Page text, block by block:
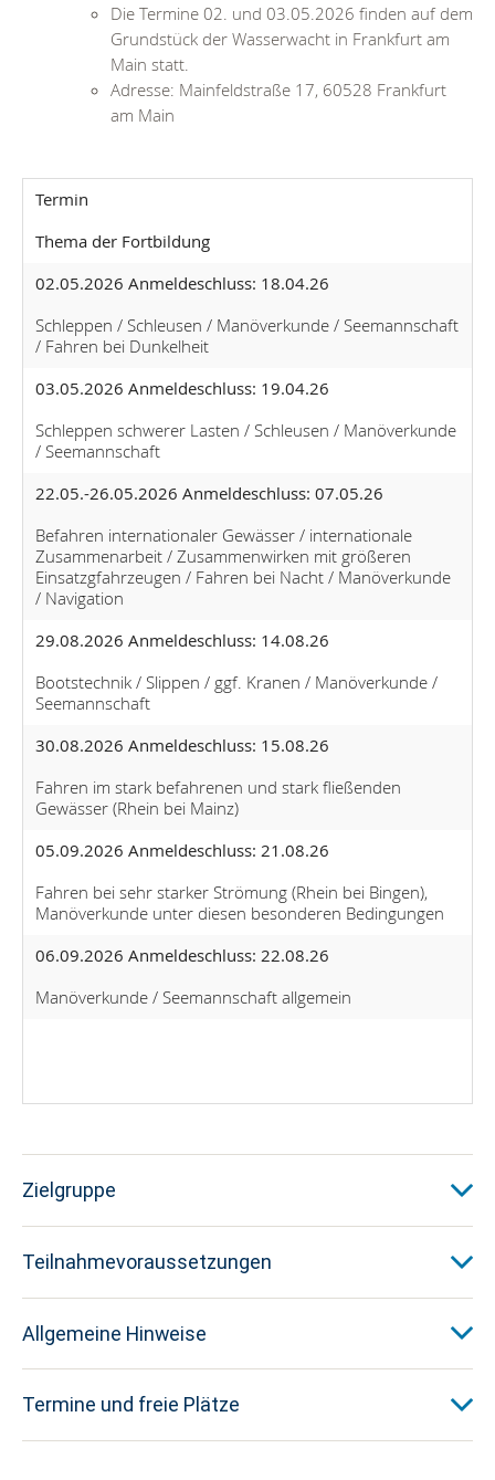
Die Termine 02. und 03.05.2026 finden auf dem
Grundstück der Wasserwacht in Frankfurt am
Main statt.
Adresse: Mainfeldstraße 17, 60528 Frankfurt
am Main
Termin
Thema der Fortbildung
02.05.2026 Anmeldeschluss: 18.04.26
Schleppen / Schleusen / Manöverkunde / Seemannschaft
/ Fahren bei Dunkelheit
03.05.2026 Anmeldeschluss: 19.04.26
Schleppen schwerer Lasten / Schleusen / Manöverkunde
/ Seemannschaft
22.05.-26.05.2026 Anmeldeschluss: 07.05.26
Befahren internationaler Gewässer / internationale
Zusammenarbeit / Zusammenwirken mit größeren
Einsatzgfahrzeugen / Fahren bei Nacht / Manöverkunde
/ Navigation
29.08.2026 Anmeldeschluss: 14.08.26
Bootstechnik / Slippen / ggf. Kranen / Manöverkunde /
Seemannschaft
30.08.2026 Anmeldeschluss: 15.08.26
Fahren im stark befahrenen und stark fließenden
Gewässer (Rhein bei Mainz)
05.09.2026 Anmeldeschluss: 21.08.26
Fahren bei sehr starker Strömung (Rhein bei Bingen),
Manöverkunde unter diesen besonderen Bedingungen
06.09.2026 Anmeldeschluss: 22.08.26
Manöverkunde / Seemannschaft allgemein
Zielgruppe
Teilnahmevoraussetzungen
Allgemeine Hinweise
Termine und freie Plätze